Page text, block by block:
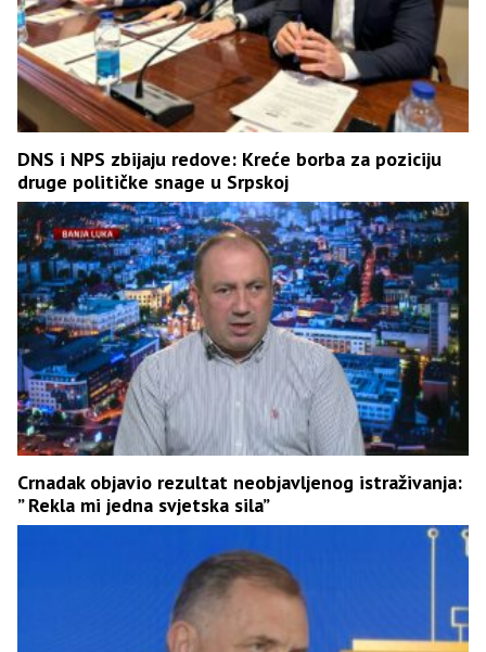
DNS i NPS zbijaju redove: Kreće borba za poziciju
druge političke snage u Srpskoj
Crnadak objavio rezultat neobjavljenog istraživanja:
” Rekla mi jedna svjetska sila”